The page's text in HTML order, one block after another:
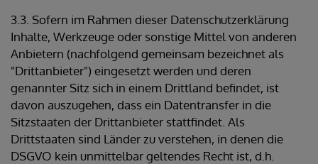
3.3. Sofern im Rahmen dieser Datenschutzerklärung
Inhalte, Werkzeuge oder sonstige Mittel von anderen
Anbietern (nachfolgend gemeinsam bezeichnet als
"Drittanbieter") eingesetzt werden und deren
genannter Sitz sich in einem Drittland befindet, ist
davon auszugehen, dass ein Datentransfer in die
Sitzstaaten der Drittanbieter stattfindet. Als
Drittstaaten sind Länder zu verstehen, in denen die
DSGVO kein unmittelbar geltendes Recht ist, d.h.